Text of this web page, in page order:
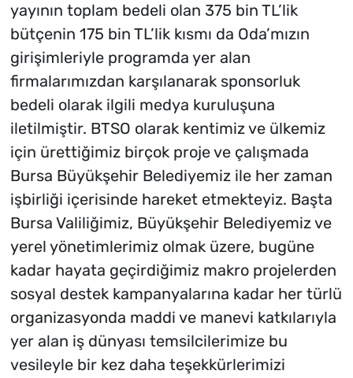
yayının toplam bedeli olan 375 bin TL’lik
bütçenin 175 bin TL’lik kısmı da Oda’mızın
girişimleriyle programda yer alan
firmalarımızdan karşılanarak sponsorluk
bedeli olarak ilgili medya kuruluşuna
iletilmiştir. BTSO olarak kentimiz ve ülkemiz
için ürettiğimiz birçok proje ve çalışmada
Bursa Büyükşehir Belediyemiz ile her zaman
işbirliği içerisinde hareket etmekteyiz. Başta
Bursa Valiliğimiz, Büyükşehir Belediyemiz ve
yerel yönetimlerimiz olmak üzere, bugüne
kadar hayata geçirdiğimiz makro projelerden
sosyal destek kampanyalarına kadar her türlü
organizasyonda maddi ve manevi katkılarıyla
yer alan iş dünyası temsilcilerimize bu
vesileyle bir kez daha teşekkürlerimizi